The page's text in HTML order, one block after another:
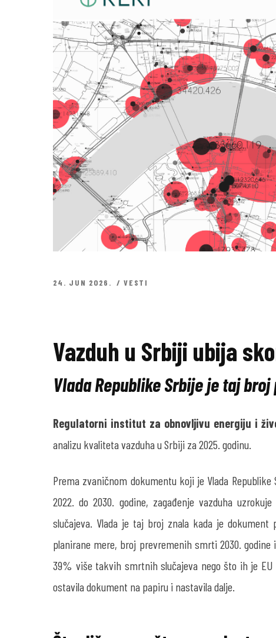
24. JUN 2026. VESTI
Vazduh u Srbiji ubija
Vlada Republike Srbije je taj
Regulatorni institut za obnovljivu energiju i
analizu kvaliteta vazduha u Srbiji za 2025. godinu.
Prema zvaničnom dokumentu koji je Vlada
2022. do 2030. godine, zagađenje vazduha
slučajeva. Vlada je taj broj znala kada je
planirane mere, broj prevremenih smrti 2030.
39% više takvih smrtnih slučajeva nego što ih je
ostavila dokument na papiru i nastavila dalje.